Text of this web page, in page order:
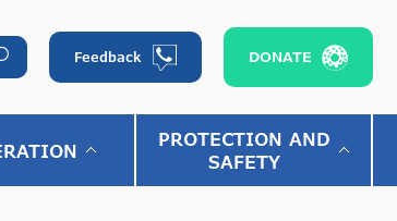
Feedback DONATE
PROTECTION AND
SAFETY